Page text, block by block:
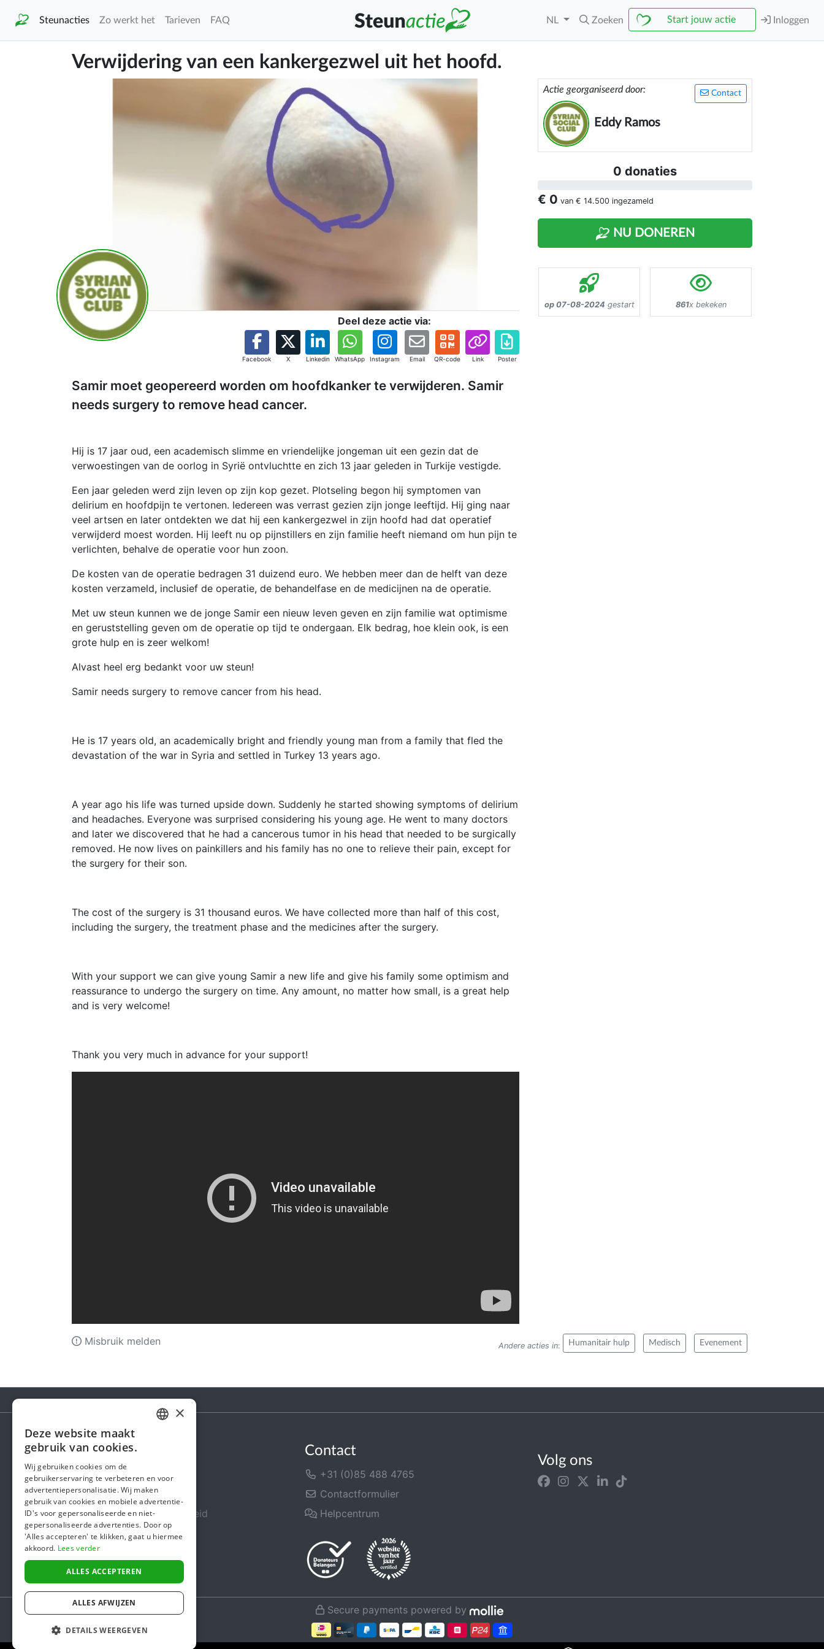
Steunacties Zo werkt het Tarieven FAQ NL Zoeken Start jouw actie Inloggen
Verwijdering van een kankergezwel uit het hoofd.
Deel deze actie via:
Facebook X Linkedin WhatsApp Instagram Email QR-code Link Poster
Samir moet geopereerd worden om hoofdkanker te verwijderen. Samir
needs surgery to remove head cancer.
Hij is 17 jaar oud, een academisch slimme en vriendelijke jongeman uit een gezin dat de
verwoestingen van de oorlog in Syrië ontvluchtte en zich 13 jaar geleden in Turkije vestigde.
Een jaar geleden werd zijn leven op zijn kop gezet. Plotseling begon hij symptomen van
delirium en hoofdpijn te vertonen. Iedereen was verrast gezien zijn jonge leeftijd. Hij ging naar
veel artsen en later ontdekten we dat hij een kankergezwel in zijn hoofd had dat operatief
verwijderd moest worden. Hij leeft nu op pijnstillers en zijn familie heeft niemand om hun pijn te
verlichten, behalve de operatie voor hun zoon.
De kosten van de operatie bedragen 31 duizend euro. We hebben meer dan de helft van deze
kosten verzameld, inclusief de operatie, de behandelfase en de medicijnen na de operatie.
Met uw steun kunnen we de jonge Samir een nieuw leven geven en zijn familie wat optimisme
en geruststelling geven om de operatie op tijd te ondergaan. Elk bedrag, hoe klein ook, is een
grote hulp en is zeer welkom!
Alvast heel erg bedankt voor uw steun!
Samir needs surgery to remove cancer from his head.
He is 17 years old, an academically bright and friendly young man from a family that fled the
devastation of the war in Syria and settled in Turkey 13 years ago.
A year ago his life was turned upside down. Suddenly he started showing symptoms of delirium
and headaches. Everyone was surprised considering his young age. He went to many doctors
and later we discovered that he had a cancerous tumor in his head that needed to be surgically
removed. He now lives on painkillers and his family has no one to relieve their pain, except for
the surgery for their son.
The cost of the surgery is 31 thousand euros. We have collected more than half of this cost,
including the surgery, the treatment phase and the medicines after the surgery.
With your support we can give young Samir a new life and give his family some optimism and
reassurance to undergo the surgery on time. Any amount, no matter how small, is a great help
and is very welcome!
Thank you very much in advance for your support!
Contact
Actie georganiseerd door:
Eddy Ramos
0 donaties
€ 0 van € 14.500 ingezameld
NU DONEREN
op 07-08-2024 gestart 861x bekeken
Andere acties in: Humanitair hulp Medisch Evenement
Misbruik melden
Steunactie
Over ons
In de media
Veiligheid & Betrouwbaarheid
Algemene voorwaarden
Privacybeleid
Cookiebeleid
Contact
+31 (0)85 488 4765
Contactformulier
Helpcentrum
Volg ons
Secure payments powered by
ENGLISH
×
Deze website maakt
gebruik van cookies.
Wij gebruiken cookies om de
gebruikerservaring te verbeteren en voor
advertentiepersonalisatie. Wij maken
gebruik van cookies en mobiele advertentie-
ID's voor gepersonaliseerde en niet-
gepersonaliseerde advertenties. Door op
'Alles accepteren' te klikken, gaat u hiermee
akkoord. Lees verder
ALLES ACCEPTEREN
ALLES AFWIJZEN
DETAILS WEERGEVEN